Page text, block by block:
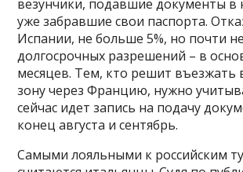
везунчики, подавшие документы в
уже забравшие свои паспорта.
Испании, не больше 5%, но почти
долгосрочных разрешений – в
месяцев. Тем, кто решит въезжать
зону через Францию, нужно
сейчас идет запись на подачу
конец августа и сентябрь.
Самыми лояльными к российским